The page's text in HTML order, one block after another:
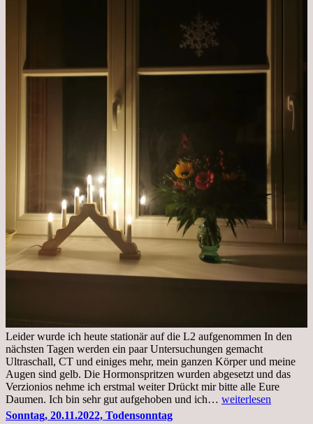
Leider wurde ich heute stationär auf die L2 aufgenommen In den
nächsten Tagen werden ein paar Untersuchungen gemacht
Ultraschall, CT und einiges mehr, mein ganzen Körper und meine
Augen sind gelb. Die Hormonspritzen wurden abgesetzt und das
Verzionios nehme ich erstmal weiter Drückt mir bitte alle Eure
Daumen. Ich bin sehr gut aufgehoben und ich… Mittwoch.
weiterlesen
Sonntag, 20.11.2022, Todensonntag